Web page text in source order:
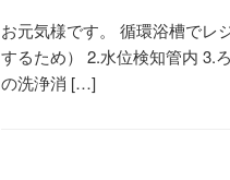
お元気様です。 循環浴槽でレ
するため） 2.水位検知管内 3.
の洗浄消 […]